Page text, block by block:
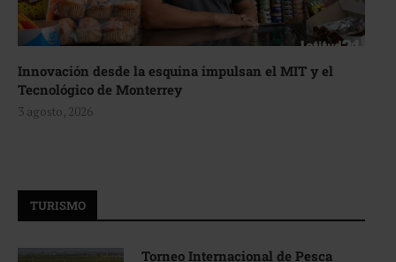
Innovación desde la esquina impulsan el MIT y el
Tecnológico de Monterrey
3 agosto, 2026
TURISMO
Torneo Internacional de Pesca